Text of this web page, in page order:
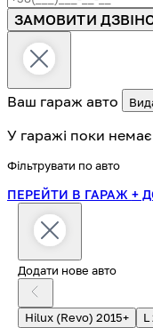
ЗАМОВИТИ
Ваш гараж авто
У гаражі поки немає
Фільтрувати по авто
ПЕРЕЙТИ В ГАРАЖ +
Додати нове авто
Hilux (Revo) 2015+ L